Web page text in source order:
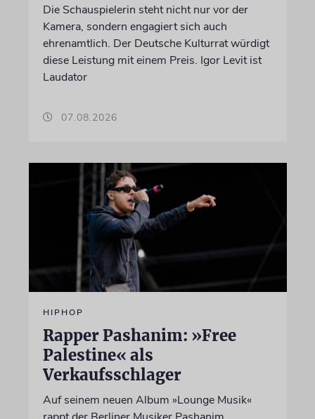
Die Schauspielerin steht nicht nur vor der
Kamera, sondern engagiert sich auch
ehrenamtlich. Der Deutsche Kulturrat würdigt
diese Leistung mit einem Preis. Igor Levit ist
Laudator
07.08.2026
HIPHOP
Rapper Pashanim: »Free
Palestine« als
Verkaufsschlager
Auf seinem neuen Album »Lounge Musik«